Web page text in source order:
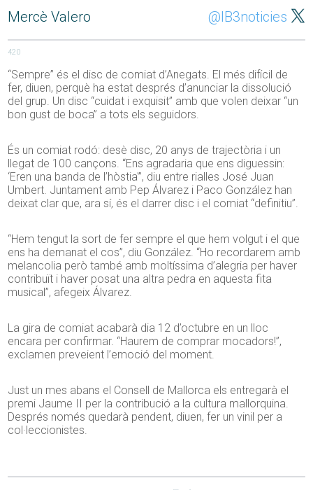
Mercè Valero @IB3noticies
420
“Sempre” és el disc de comiat d’Anegats. El més difícil de
fer, diuen, perquè ha estat després d’anunciar la dissolució
del grup. Un disc “cuidat i exquisit” amb que volen deixar “un
bon gust de boca” a tots els seguidors.
És un comiat rodó: desè disc, 20 anys de trajectòria i un
llegat de 100 cançons. “Ens agradaria que ens diguessin:
‘Eren una banda de l’hòstia'”, diu entre rialles José Juan
Umbert. Juntament amb Pep Álvarez i Paco González han
deixat clar que, ara sí, és el darrer disc i el comiat “definitiu”.
“Hem tengut la sort de fer sempre el que hem volgut i el que
ens ha demanat el cos”, diu González. “Ho recordarem amb
melancolia però també amb moltíssima d’alegria per haver
contribuït i haver posat una altra pedra en aquesta fita
musical”, afegeix Álvarez.
La gira de comiat acabarà dia 12 d’octubre en un lloc
encara per confirmar. “Haurem de comprar mocadors!”,
exclamen preveient l’emoció del moment.
Just un mes abans el Consell de Mallorca els entregarà el
premi Jaume II per la contribució a la cultura mallorquina.
Després només quedarà pendent, diuen, fer un vinil per a
col·leccionistes.